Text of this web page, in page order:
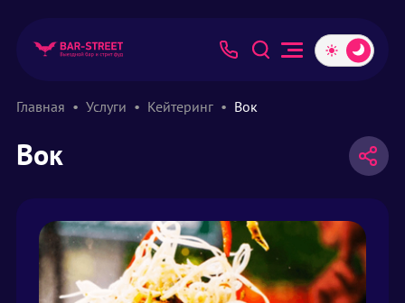
Главная Услуги Кейтеринг Вок
Вок